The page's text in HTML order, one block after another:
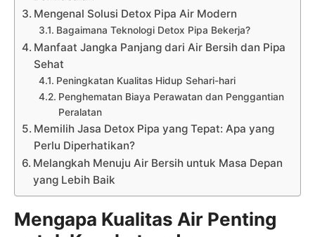
Mengenal Solusi Detox Pipa Air Modern
Bagaimana Teknologi Detox Pipa Bekerja?
Manfaat Jangka Panjang dari Air Bersih dan Pipa
Sehat
Peningkatan Kualitas Hidup Sehari-hari
Penghematan Biaya Perawatan dan Penggantian
Peralatan
Memilih Jasa Detox Pipa yang Tepat: Apa yang
Perlu Diperhatikan?
Melangkah Menuju Air Bersih untuk Masa Depan
yang Lebih Baik
Mengapa Kualitas Air Penting